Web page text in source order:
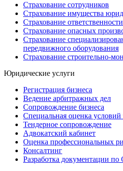
Страхование сотрудников
Страхование имущества
Страхование
Страхование опасных
Страхование
передвижного оборудования
Страхование строительно-
Юридические услуги
Регистрация бизнеса
Ведение арбитражных дел
Сопровождение бизнеса
Специальная оценка условий
Тендерное сопровождение
Адвокатский кабинет
Оценка профессиональных
Консалтинг
Разработка документации